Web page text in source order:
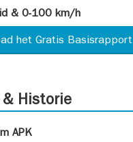
& 0-100 km/h
het Gratis Basisrapport
& Historie
APK